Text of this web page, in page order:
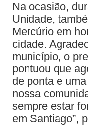
Na ocasião,
Unidade,
Mercúrio em
cidade.
município, o
pontuou que
de ponta e
nossa
sempre estar
em Santiago”,